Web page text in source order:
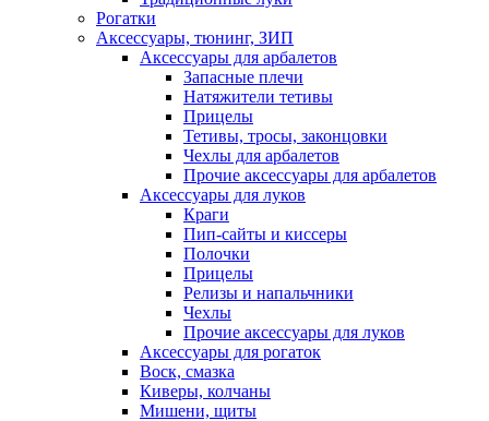
Рогатки
Аксессуары, тюнинг, ЗИП
Аксессуары для арбалетов
Запасные плечи
Натяжители тетивы
Прицелы
Тетивы, тросы, законцовки
Чехлы для арбалетов
Прочие аксессуары для арбалетов
Аксессуары для луков
Краги
Пип-сайты и киссеры
Полочки
Прицелы
Релизы и напальчники
Чехлы
Прочие аксессуары для луков
Аксессуары для рогаток
Воск, смазка
Киверы, колчаны
Мишени, щиты